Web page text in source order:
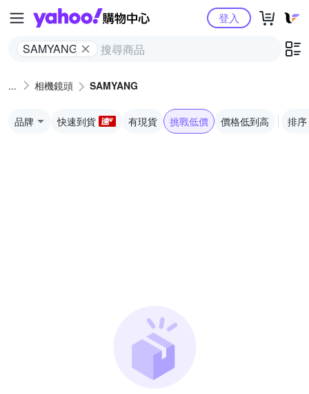
Yahoo購物中心
SAMYANG
登入
相機鏡頭 SAMYANG
品牌 快速到貨 有現貨 挑戰低價 價格低到高 排序